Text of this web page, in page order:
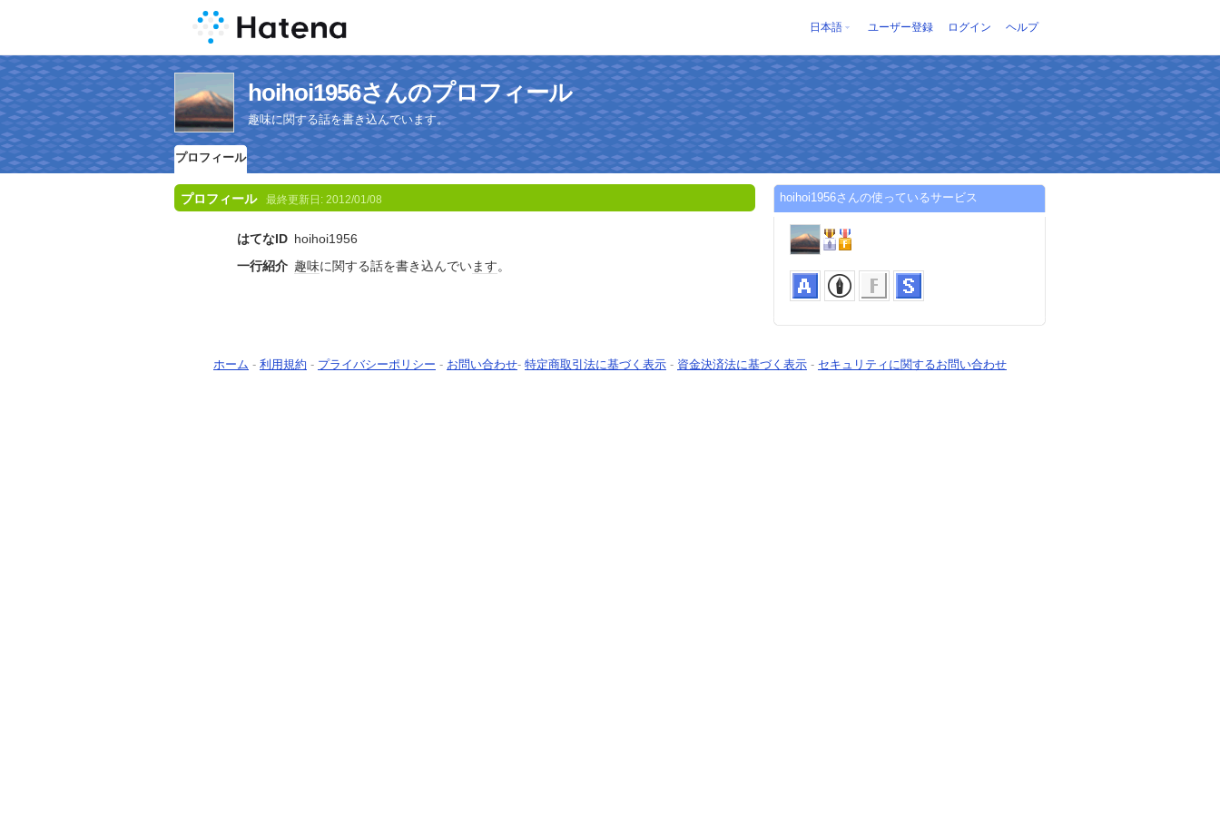
日本語 ユーザー登録 ログイン ヘルプ
hoihoi1956さんのプロフィール
趣味に関する話を書き込んでいます。
プロフィール
プロフィール 最終更新日: 2012/01/08
はてなID hoihoi1956
一行紹介 趣味に関する話を書き込んでいます。
hoihoi1956さんの使っているサービス
ホーム - 利用規約 - プライバシーポリシー - お問い合わせ- 特定商取引法に基づく表示 - 資金決済法に基づく表示 - セキュリティに関するお問い合わせ